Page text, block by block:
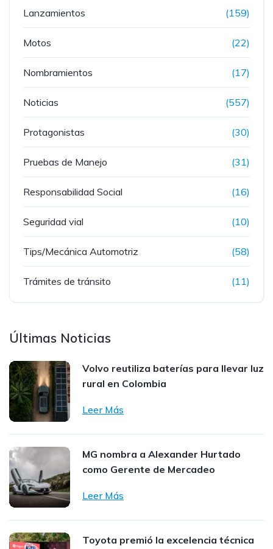
Lanzamientos (159)
Motos (22)
Nombramientos (17)
Noticias (557)
Protagonistas (30)
Pruebas de Manejo (31)
Responsabilidad Social (16)
Seguridad vial (10)
Tips/Mecánica Automotriz (58)
Trámites de tránsito (11)
Últimas Noticias
Volvo reutiliza baterías para llevar luz
rural en Colombia
Leer Más
MG nombra a Alexander Hurtado
como Gerente de Mercadeo
Leer Más
Toyota premió la excelencia técnica